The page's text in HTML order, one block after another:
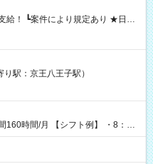
その日に現金GET♪ お仕事後はコ
ます！ 【試用期間】試
駅：京王八王子駅）
フト例】 ・8：00